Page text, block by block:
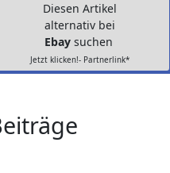
Diesen Artikel
alternativ bei
Ebay suchen
Jetzt klicken!- Partnerlink*